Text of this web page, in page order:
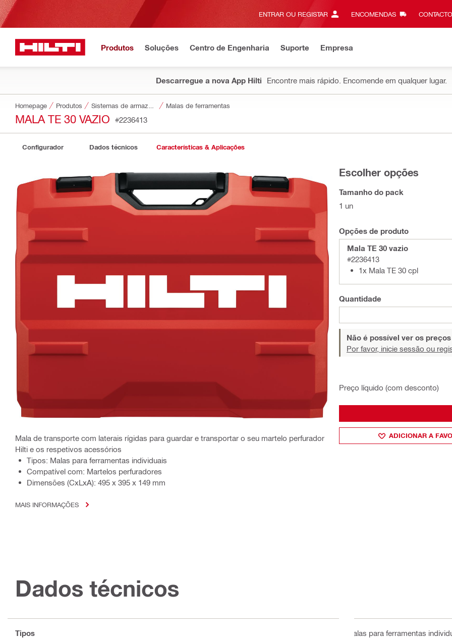
ENTRAR OU REGISTAR ENCOMENDAS CONTACTO‎
Produtos Soluções Centro de Engenharia Suporte Empresa
Descarregue a nova App Hilti Encontre mais rápido. Encomende em qualquer lugar.
Homepage Produtos Malas de ferramentas
MALA TE 30 VAZIO #2236413
Configurador Dados técnicos Características & Aplicações
Mala de transporte com laterais rígidas para guardar e transportar o seu martelo perfurador
Hilti e os respetivos acessórios
Tipos: Malas para ferramentas individuais
Compatível com: Martelos perfuradores
Dimensões (CxLxA): 495 x 395 x 149 mm
MAIS INFORMAÇÕES
Escolher opções
Tamanho do pack
1 un
Opções de produto
Mala TE 30 vazio
#2236413
1x Mala TE 30 cpl
Quantidade
Não é possível ver os
Por favor, inicie sessão ou
Preço líquido (com desconto)
ADICIONAR A
Dados técnicos
Tipos Malas para ferramentas